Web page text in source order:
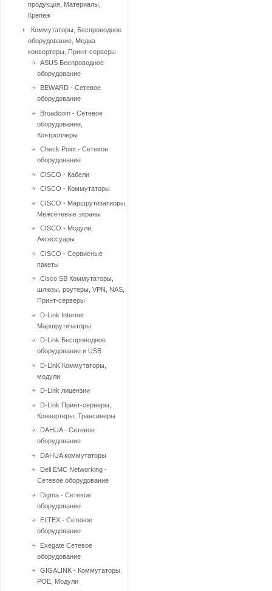
продукция, Материалы,
Крепеж
Коммутаторы, Беспроводное
оборудование, Медиа
конвертеры, Принт-серверы
ASUS Беспроводное
оборудование
BEWARD - Сетевое
оборудование
Broadcom - Сетевое
оборудование,
Контроллеры
Check Point - Сетевое
оборудование
CISCO - Кабели
CISCO - Коммутаторы
CISCO - Маршрутизатиоры,
Межсетевые экраны
CISCO - Модули,
Аксессуары
CISCO - Сервисные
пакеты
Cisco SB Коммутаторы,
шлюзы, роутеры, VPN, NAS,
Принт-серверы
D-Link Internet
Маршрутизаторы
D-Link Беспроводное
оборудование и USB
D-LinK Коммутаторы,
модули
D-Link лицензии
D-Link Принт-серверы,
Конвертеры, Трансиверы
DAHUA - Сетевое
оборудование
DAHUA коммутаторы
Dell EMC Networking -
Сетевое оборудование
Digma - Сетевое
оборудование
ELTEX - Сетевое
оборудование
Exegate Сетевое
оборудование
GIGALINK - Коммутаторы,
POE, Модули